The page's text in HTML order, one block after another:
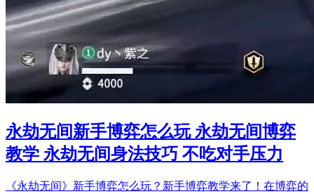
永劫无间新手博弈怎么玩 永劫无间博弈
教学 永劫无间身法技巧 不吃对手压力
《永劫无间》新手博弈怎么玩？新手博弈教学来了！在博弈的